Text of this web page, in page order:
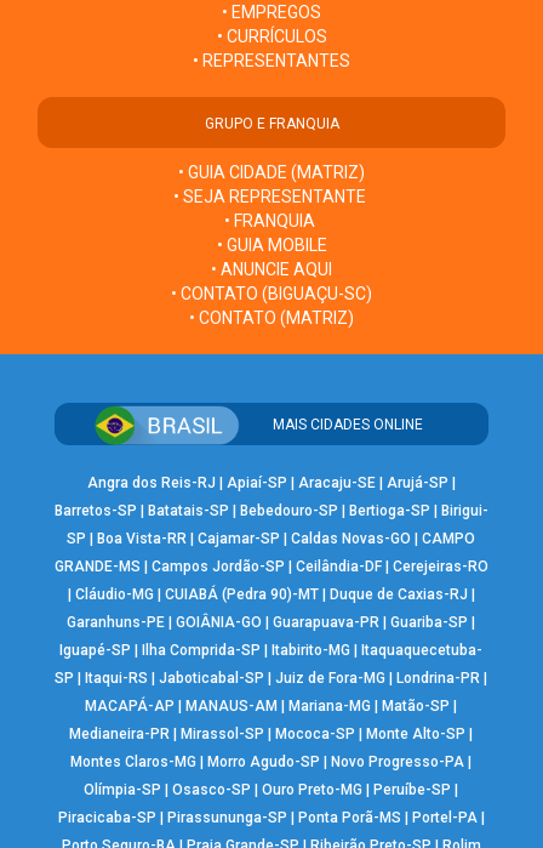
• EMPREGOS
• CURRÍCULOS
• REPRESENTANTES
GRUPO E FRANQUIA
• GUIA CIDADE (MATRIZ)
• SEJA REPRESENTANTE
• FRANQUIA
• GUIA MOBILE
• ANUNCIE AQUI
• CONTATO (BIGUAÇU-SC)
• CONTATO (MATRIZ)
MAIS CIDADES ONLINE
Angra dos Reis-RJ Apiaí-SP Aracaju-SE| Arujá-SP
Barretos-SP
Batatais-SP Bebedouro-SP Bertioga-SP
Birigui-
SP
Boa Vista-RR |Cajamar-SP |Caldas Novas-GO |CAMPO
GRANDE-MS
Campos Jordão-SP Ceilândia-DF| Cerejeiras-RO
Cláudio-MG CUIABÁ (Pedra 90)-MT| Duque de Caxias-RJ
Garanhuns-PE |GOIÂNIA-GO |Guarapuava-PR |Guariba-SP
Iguapé-SP
Ilha Comprida-SP Itabirito-MG
Itaquaquecetuba-
SP
Itaqui-RS |Jaboticabal-SP |Juiz de Fora-MG Londrina-PR
MACAPÁ-AP
MANAUS-AM Mariana-MG Matão-SP
Medianeira-PR
Mirassol-SP Mococa-SP Monte Alto-SP
Montes Claros-MG
Morro Agudo-SP Novo Progresso-PA
Olímpia-SP
|Osasco-SP |Ouro Preto-MG Peruíbe-SP
Piracicaba-SP
Pirassununga-SP Ponta Porã-MS Portel-PA|